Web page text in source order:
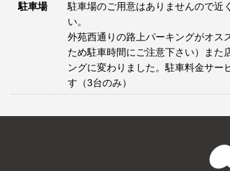
駐車場
駐車場のご用意はありませんので近
い。
外苑西通りの路上パーキングがオス
ため駐車時間にご注意下さい）また
ングに変わりました。駐車料金サー
す（3台のみ）